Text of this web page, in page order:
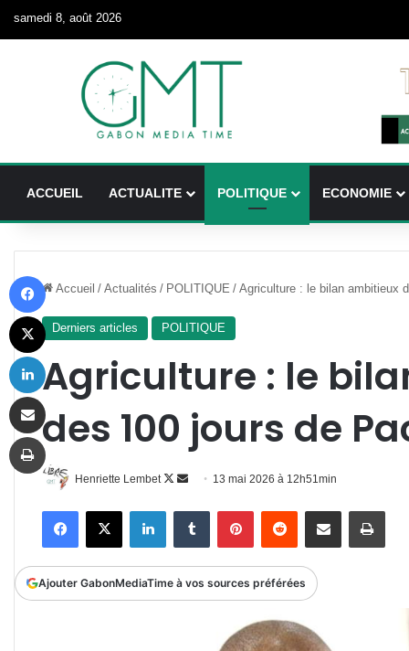
samedi 8, août 2026
ACCUEIL ACTUALITE POLITIQUE ECONOMIE
Accueil / Actualités / POLITIQUE / Agriculture : le bilan ambitieux
Derniers articles POLITIQUE
Agriculture : le
des 100 jours de
Henriette Lembet
Follow
Envoyer
courriel
13 mai 2026 à 12h51min
FacebookX LinkedinTumblr PinterestReddit Partager par email
Ajouter GabonMediaTime à vos sources préférées
X
Partager par email
Imprimer